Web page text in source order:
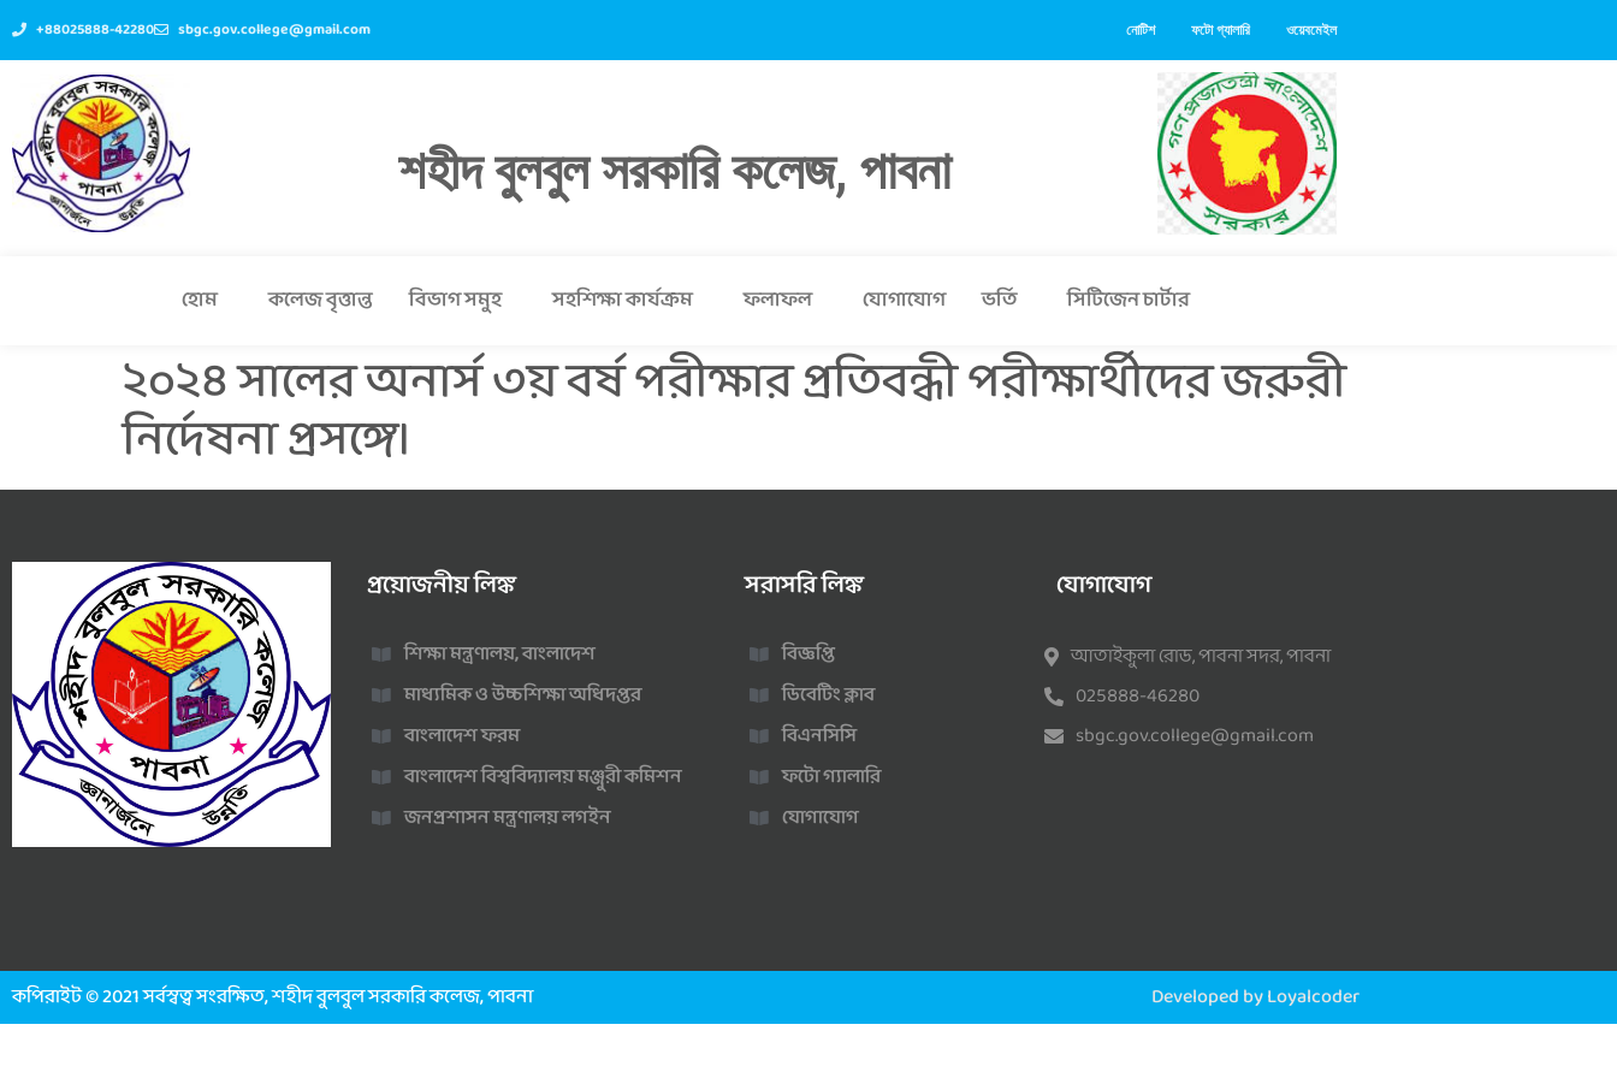
+88025888-42280 sbgc.gov.college@gmail.com নোটিশ ফটো গ্যালারি ওয়েবমেইল
শহীদ বুলবুল সরকারি কলেজ, পাবনা
হোম কলেজ বৃত্তান্ত বিভাগ সমুহ সহশিক্ষা কার্যক্রম ফলাফল যোগাযোগ ভর্তি সিটিজেন চার্টার
২০২৪ সালের অনার্স ৩য় বর্ষ পরীক্ষার প্রতিবন্ধী পরীক্ষার্থীদের জরুরী
নির্দেষনা প্রসঙ্গে।
প্রয়োজনীয় লিঙ্ক
শিক্ষা মন্ত্রণালয়, বাংলাদেশ
মাধ্যমিক ও উচ্চশিক্ষা অধিদপ্তর
বাংলাদেশ ফরম
বাংলাদেশ বিশ্ববিদ্যালয় মঞ্জুরী কমিশন
জনপ্রশাসন মন্ত্রণালয় লগইন
সরাসরি লিঙ্ক
বিজ্ঞপ্তি
ডিবেটিং ক্লাব
বিএনসিসি
ফটো গ্যালারি
যোগাযোগ
যোগাযোগ
আতাইকুলা রোড, পাবনা সদর, পাবনা
025888-46280
sbgc.gov.college@gmail.com
কপিরাইট © 2021 সর্বস্বত্ব সংরক্ষিত, শহীদ বুলবুল সরকারি কলেজ, পাবনা Developed by Loyalcoder